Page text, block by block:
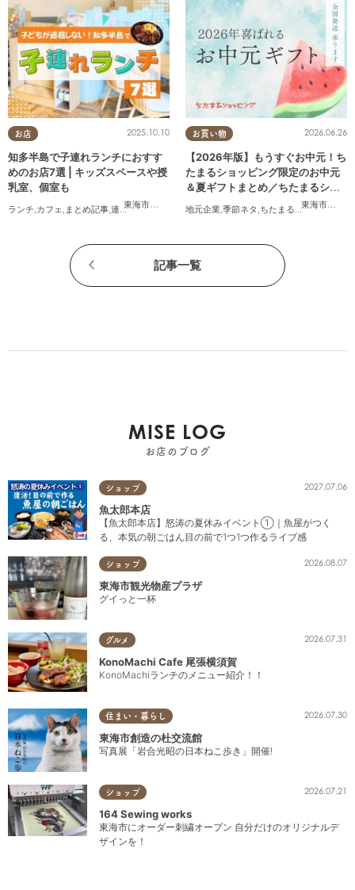
お店
東海市
,大府市 半田市, 常滑市,武豊町
2025.10.10
知多半島で子連れランチにおすす
めのお店7選 | キッズスペースや授
乳室、個室も
ランチ カフェ まとめ記事 連載 ,親子 個室
お買い物
東海市
,大府
2026.06.26
【2026年版】もうすぐお中元！ち
たまるショッピング限定のお中元
＆夏ギフトまとめ／ちたまるショ
地元企業 季節ネタ ちたまるショッピング
記事一覧
MISE LOG
お店のブログ
ショップ 2027.07.06
魚太郎本店
【魚太郎本店】怒涛の夏休みイベント①｜魚屋がつく
る、本気の朝ごはん目の前で1つ1つ作るライブ感
ショップ 2026.08.07
東海市観光物産プラザ
グイっと一杯
グルメ 2026.07.31
KonoMachi Cafe 尾張横須賀
KonoMachiランチのメニュー紹介！！
住まい・暮らし 2026.07.30
東海市創造の杜交流館
写真展「岩合光昭の日本ねこ歩き」開催!
ショップ 2026.07.21
164 Sewing works
東海市にオーダー刺繍オープン 自分だけのオリジナルデ
ザインを！